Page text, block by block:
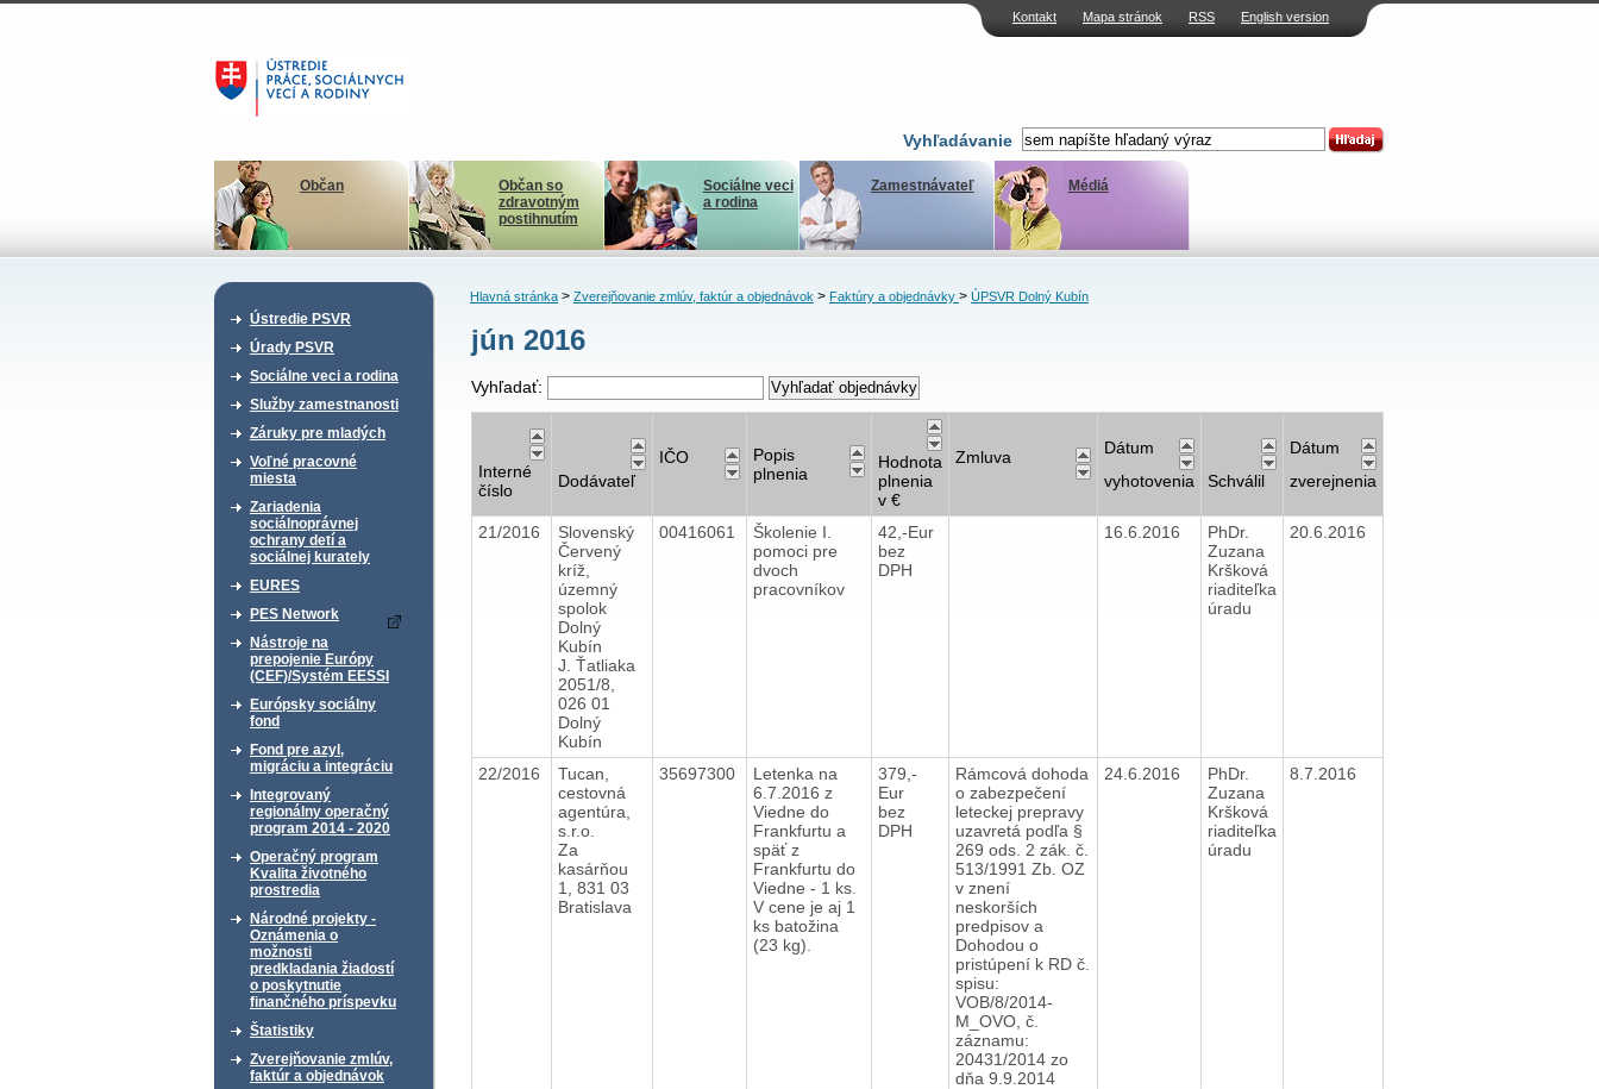
Kontakt Mapa stránok RSS English version
Vyhľadávanie
Občan
Občan so
zdravotným
postihnutím
Sociálne veci
a rodina
Zamestnávateľ Médiá
Ústredie PSVR
Úrady PSVR
Sociálne veci a rodina
Služby zamestnanosti
Záruky pre mladých
Voľné pracovné
miesta
Zariadenia
sociálnoprávnej
ochrany detí a
sociálnej kurately
EURES
PES Network
Nástroje na
prepojenie Európy
(CEF)/Systém EESSI
Európsky sociálny
fond
Fond pre azyl,
migráciu a integráciu
Integrovaný
regionálny operačný
program 2014 - 2020
Operačný program
Kvalita životného
prostredia
Národné projekty -
Oznámenia o
možnosti
predkladania žiadostí
o poskytnutie
finančného príspevku
Štatistiky
Zverejňovanie zmlúv,
faktúr a objednávok
Hlavná stránka> Zverejňovanie zmlúv, faktúr a objednávok> Faktúry a objednávky > ÚPSVR Dolný Kubín
jún 2016
Vyhľadať:
Interné
číslo
Dodávateľ
IČO
Popis
plnenia
Hodnota
plnenia
v €
Zmluva
Dátum
vyhotovenia
Schválil
Dátum
zverejnenia
21/2016
Slovenský
Červený
kríž,
územný
spolok
Dolný
Kubín
J. Ťatliaka
2051/8,
026 01
Dolný
Kubín
00416061
Školenie I.
pomoci pre
dvoch
pracovníkov
42,-Eur
bez
DPH
16.6.2016
PhDr.
Zuzana
Kršková
riaditeľka
úradu
20.6.2016
22/2016
Tucan,
cestovná
agentúra,
s.r.o.
Za
kasárňou
1, 831 03
Bratislava
35697300
Letenka na
6.7.2016 z
Viedne do
Frankfurtu a
späť z
Frankfurtu do
Viedne - 1 ks.
V cene je aj 1
ks batožina
(23 kg).
379,-
Eur
bez
DPH
Rámcová dohoda
o zabezpečení
leteckej prepravy
uzavretá podľa §
269 ods. 2 zák. č.
513/1991 Zb. OZ
v znení
neskorších
predpisov a
Dohodou o
pristúpení k RD č.
spisu:
VOB/8/2014-
M_OVO, č.
záznamu:
20431/2014 zo
dňa 9.9.2014
24.6.2016
PhDr.
Zuzana
Kršková
riaditeľka
úradu
8.7.2016